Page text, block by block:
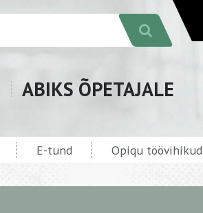
ABIKS ÕPETAJALE
E-tund Opiqu töövihikud